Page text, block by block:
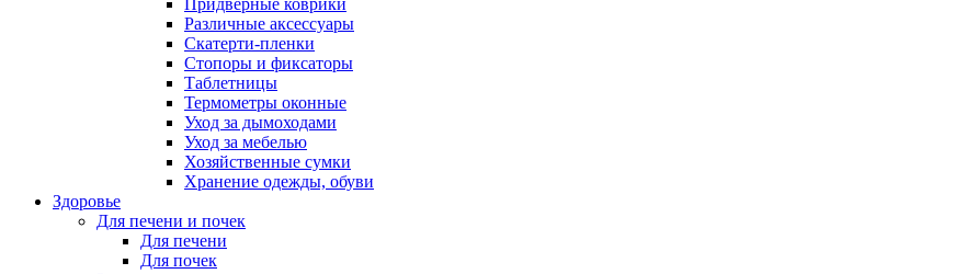
Придверные коврики
Различные аксессуары
Скатерти-пленки
Стопоры и фиксаторы
Таблетницы
Термометры оконные
Уход за дымоходами
Уход за мебелью
Хозяйственные сумки
Хранение одежды, обуви
Здоровье
Для печени и почек
Для печени
Для почек